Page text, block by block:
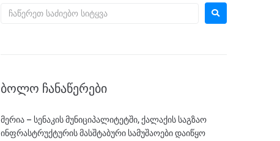
ᲑᲝᲚᲝ ᲩᲐᲜᲐᲬᲔᲠᲔᲑᲘ
მერია – სენაკის მუნიციპალიტეტში, ქალაქის საგზაო
ინფრასტრუქტურის მასშტაბური სამუშაოები დაიწყო